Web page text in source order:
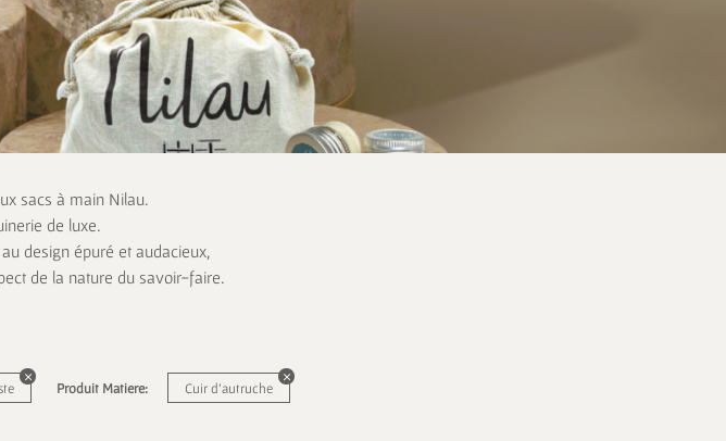
sacs à main Nilau.
de luxe.
design épuré et audacieux,
de la nature du savoir-faire.
Produit Matiere: Cuir d'autruche